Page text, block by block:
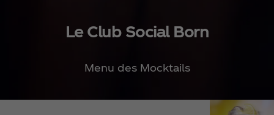
Le Club Social Born​
Menu des Mocktails​